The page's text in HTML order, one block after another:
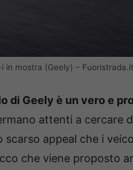
in mostra (Geely) – Fuoristrada.it
di Geely è un vero e
attenti a cercare
scarso appeal che i
che viene proposto